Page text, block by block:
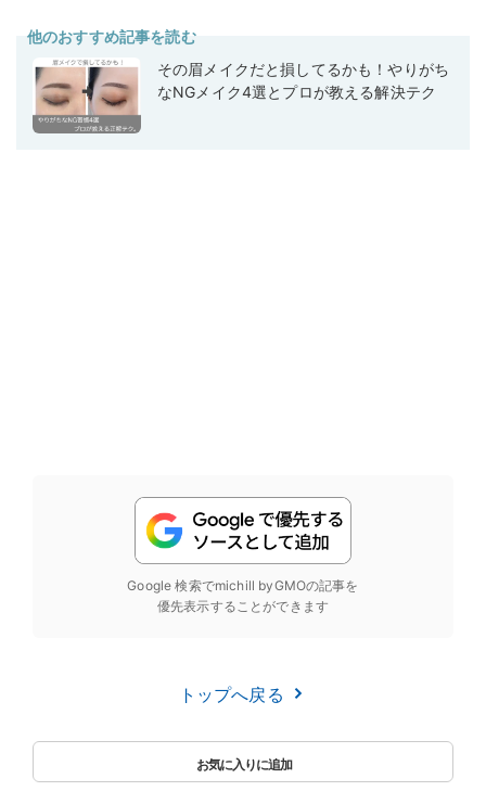
他のおすすめ記事を読む
その眉メイクだと損してるかも！やりがち
なNGメイク4選とプロが教える解決テク
Google 検索でmichill byGMOの記事を
優先表示することができます
トップへ戻る